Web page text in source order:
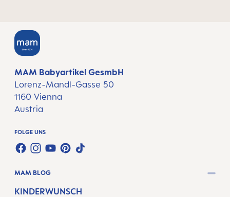
MAM Babyartikel GesmbH
Lorenz-Mandl-Gasse 50
1160 Vienna
Austria
FOLGE UNS
FACEBOOK
INSTAGRAM
YOUTUBE
PINTEREST
TIKTOK
MAM BLOG
KINDERWUNSCH